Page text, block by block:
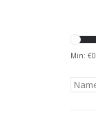
Min: €0